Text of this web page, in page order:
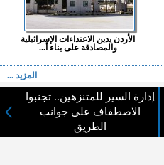
الأردن يدين الاعتداءات الإسرائيلية
والمصادقة على بناء أ...
المزيد ...
إدارة السير للمتنزهين.. تجنبوا
الاصطفاف على جوانب
الطريق